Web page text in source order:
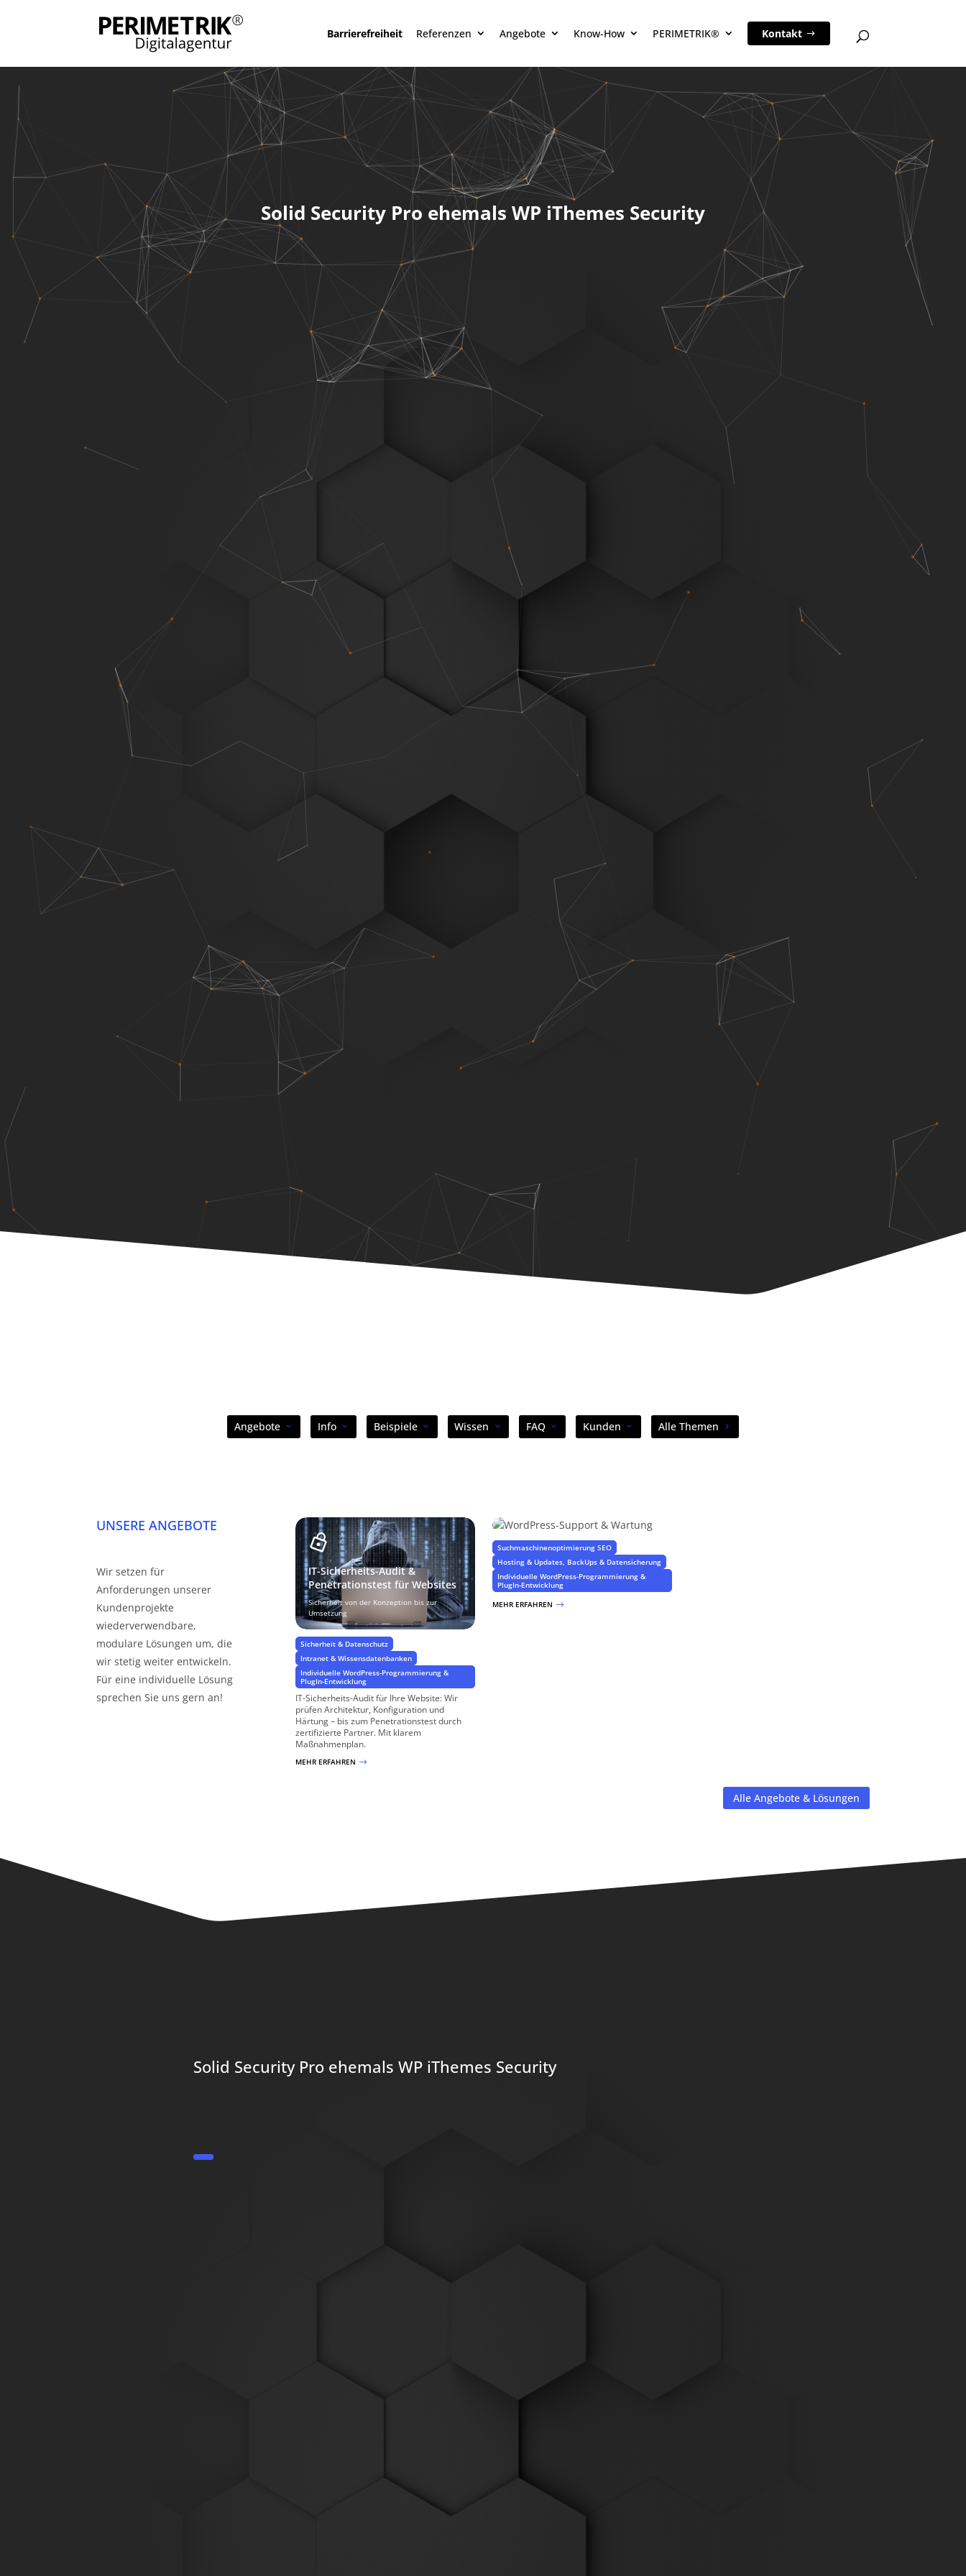
Barrierefreiheit Referenzen Angebote Know-How PERIMETRIK® Kontakt
Solid Security Pro ehemals WP iThemes Security
Angebote Info Beispiele Wissen FAQ Kunden Alle Themen
UNSERE ANGEBOTE
Wir setzen für
Anforderungen unserer
Kundenprojekte
wiederverwendbare,
modulare Lösungen um, die
wir stetig weiter entwickeln.
Für eine individuelle Lösung
sprechen Sie uns gern an!
IT-Sicherheits-Audit &
Penetrationstest für Websites
Sicherheit von der Konzeption bis zur
Umsetzung
Sicherheit & Datenschutz
Intranet & Wissensdatenbanken
Individuelle WordPress-Programmierung &
PlugIn-Entwicklung
IT-Sicherheits-Audit für Ihre Website: Wir
prüfen Architektur, Konfiguration und
Härtung – bis zum Penetrationstest durch
zertifizierte Partner. Mit klarem
Maßnahmenplan.
MEHR ERFAHREN $
Suchmaschinenoptimierung SEO
Hosting & Updates, BackUps & Datensicherung
Individuelle WordPress-Programmierung &
PlugIn-Entwicklung
MEHR ERFAHREN $
Alle Angebote & Lösungen
Solid Security Pro ehemals WP iThemes Security